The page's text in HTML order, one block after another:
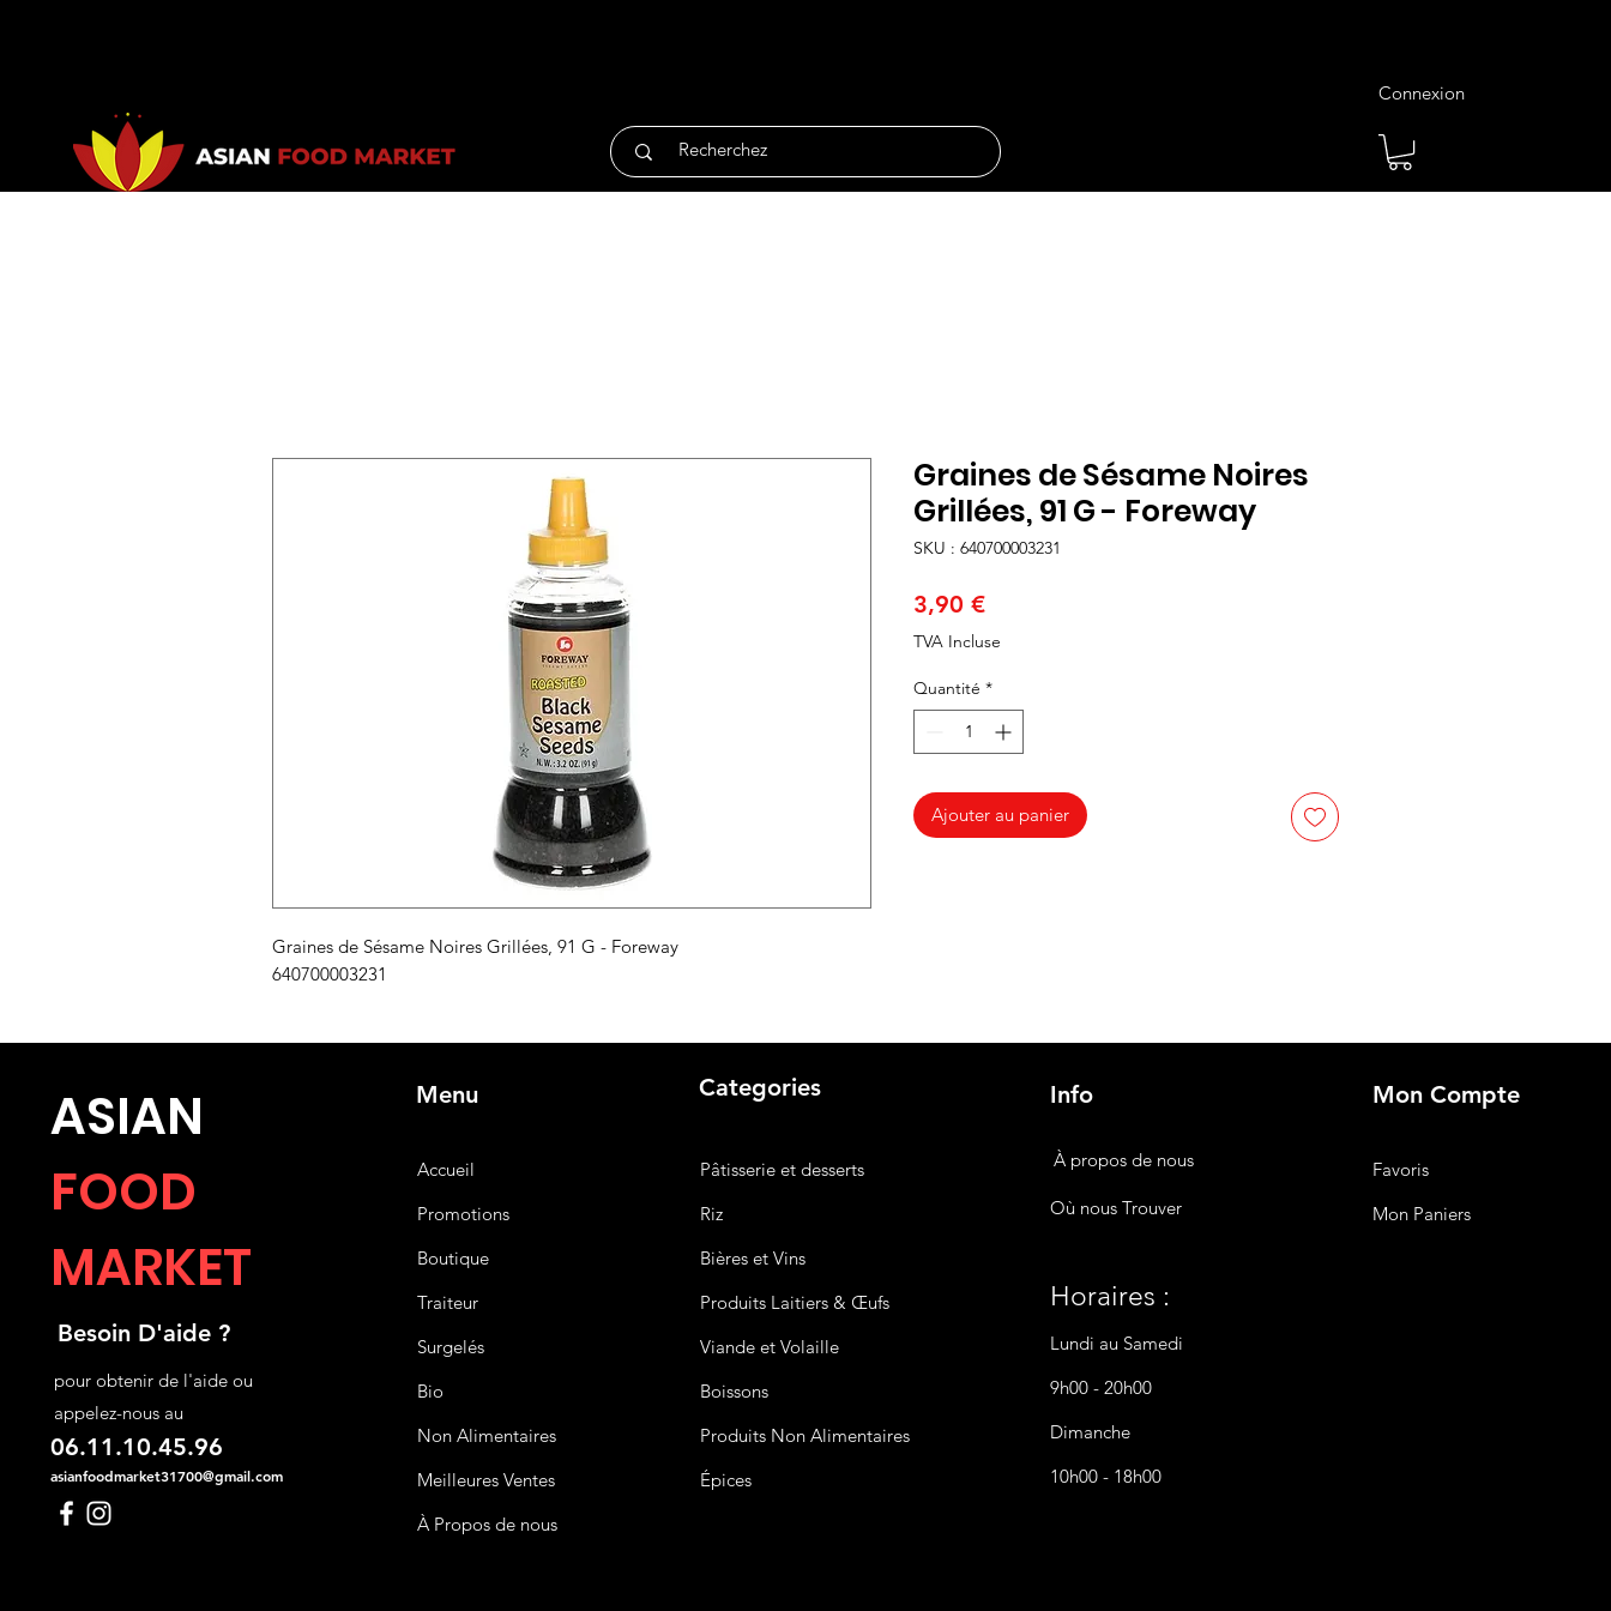
Connexion
Graines de Sésame Noires Grillées, 91 G - Foreway
640700003231
Graines de Sésame Noires
Grillées, 91 G - Foreway
SKU : 640700003231
3,90 €Prix
TVA Incluse
Quantité *
Ajouter au panier
ASIAN
FOOD
MARKET
Besoin D'aide ?
pour obtenir de l'aide ou
appelez-nous au
06.11.10.45.96
asianfoodmarket31700@gmail.com
Menu
Accueil
Promotions
Boutique
Traiteur
Surgelés
Bio
Non Alimentaires
Meilleures Ventes
À Propos de nous
Categories
Pâtisserie et desserts
Riz
Bièreset Vins
Produits Laitiers & Œufs
Viande et Volaille
Boissons
Produits Non Alimentaires
Épices
Info
Où nous Trouver
Horaires :
Lundi au Samedi
9h00 - 20h00
Dimanche
10h00 - 18h00
À propos de nous
Mon Compte
Favoris
Mon Paniers